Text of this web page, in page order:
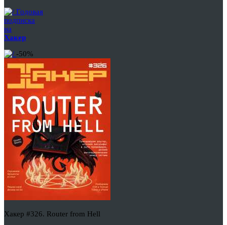
Годовая
подписка
на
Хакер
-50%
Хакер #326. Router from Hell